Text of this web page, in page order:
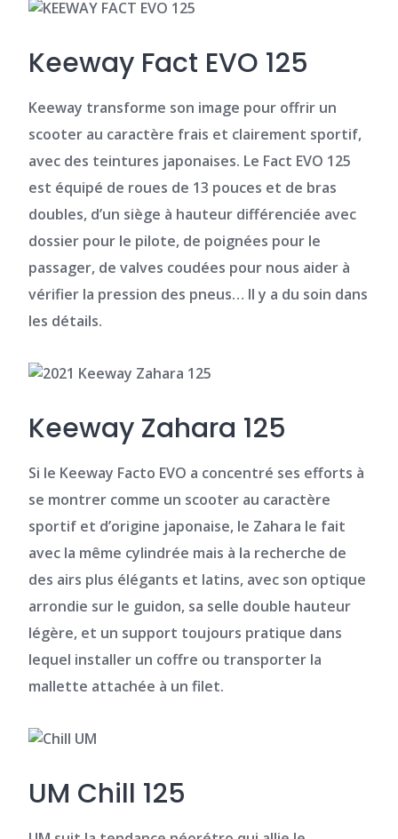
Keeway Fact EVO 125
Keeway transforme son image pour offrir un
scooter au caractère frais et clairement sportif,
avec des teintures japonaises. Le Fact EVO 125
est équipé de roues de 13 pouces et de bras
doubles, d’un siège à hauteur différenciée avec
dossier pour le pilote, de poignées pour le
passager, de valves coudées pour nous aider à
vérifier la pression des pneus… Il y a du soin dans
les détails.
Keeway Zahara 125
Si le Keeway Facto EVO a concentré ses efforts à
se montrer comme un scooter au caractère
sportif et d’origine japonaise, le Zahara le fait
avec la même cylindrée mais à la recherche de
des airs plus élégants et latins, avec son optique
arrondie sur le guidon, sa selle double hauteur
légère, et un support toujours pratique dans
lequel installer un coffre ou transporter la
mallette attachée à un filet.
UM Chill 125